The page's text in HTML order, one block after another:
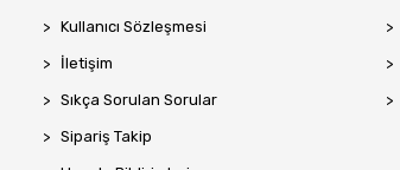
Kullanıcı Sözleşmesi
İletişim
Sıkça Sorulan Sorular
Sipariş Takip